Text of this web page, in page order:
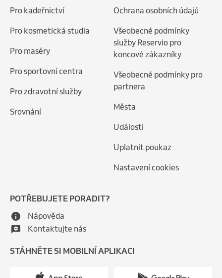
Pro kadeřnictví
Pro kosmetická studia
Pro maséry
Pro sportovní centra
Pro zdravotní služby
Srovnání
Ochrana osobních údajů
Všeobecné podmínky
služby Reservio pro
koncové zákazníky
Všeobecné podmínky pro
partnera
Města
Události
Uplatnit poukaz
Nastavení cookies
POTŘEBUJETE PORADIT?
Nápověda
Kontaktujte nás
STÁHNĚTE SI MOBILNÍ APLIKACI